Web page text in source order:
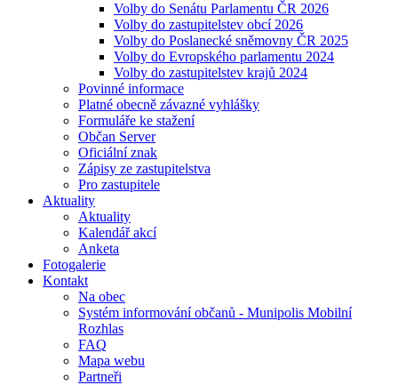
Volby do Senátu Parlamentu ČR 2026
Volby do zastupitelstev obcí 2026
Volby do Poslanecké sněmovny ČR 2025
Volby do Evropského parlamentu 2024
Volby do zastupitelstev krajů 2024
Povinné informace
Platné obecně závazné vyhlášky
Formuláře ke stažení
Občan Server
Oficiální znak
Zápisy ze zastupitelstva
Pro zastupitele
Aktuality
Aktuality
Kalendář akcí
Anketa
Fotogalerie
Kontakt
Na obec
Systém informování občanů - Munipolis Mobilní
Rozhlas
FAQ
Mapa webu
Partneři